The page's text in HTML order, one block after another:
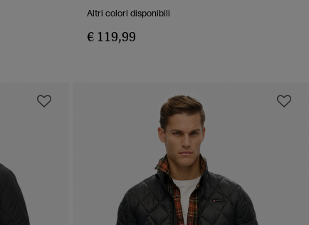
Altri colori disponibili
€ 119,99